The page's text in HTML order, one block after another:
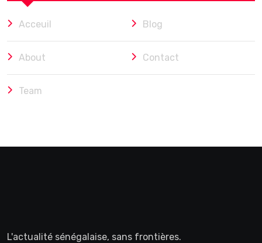
Acceuil Blog
About Contact
Team
L'actualité sénégalaise, sans frontières.